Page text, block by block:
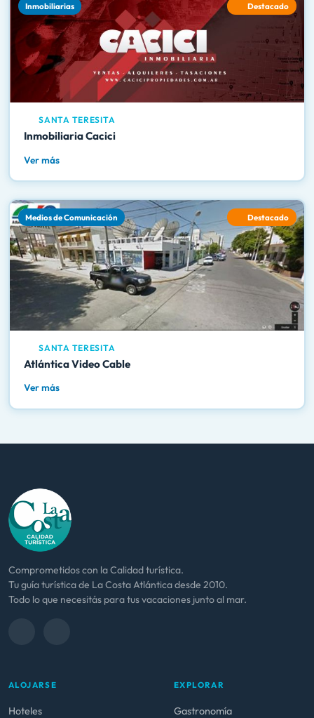
Inmobiliarias Destacado
SANTA TERESITA
Inmobiliaria Cacici
Ver más
Medios de Comunicación Destacado
SANTA TERESITA
Atlántica Video Cable
Ver más
Comprometidos con la Calidad turística.
Tu guía turística de La Costa Atlántica desde 2010.
Todo lo que necesitás para tus vacaciones junto al mar.
ALOJARSE
Hoteles
EXPLORAR
Gastronomía